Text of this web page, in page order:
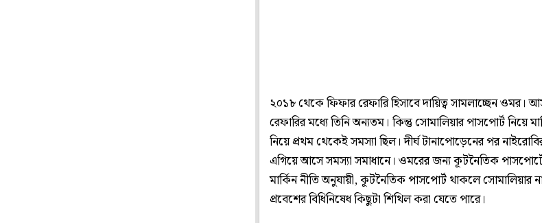
২০১৮ থেকে ফিফার রেফারি হিসাবে দায়িত্ব সামলাচ্ছেন ওমর।
রেফারির মধ্যে তিনি অন্যতম। কিন্তু সোমালিয়ার পাসপোর্ট নিয়ে
নিয়ে প্রথম থেকেই সমস্যা ছিল। দীর্ঘ টানাপোড়েনের পর
এগিয়ে আসে সমস্যা সমাধানে। ওমরের জন্য কূটনৈতিক
মার্কিন নীতি অনুযায়ী, কূটনৈতিক পাসপোর্ট থাকলে সোমালিয়ার
প্রবেশের বিধিনিষেধ কিছুটা শিথিল করা যেতে পারে।